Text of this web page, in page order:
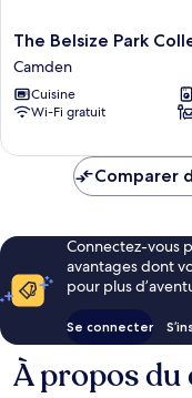
The
Belsize
Park
Collection
Camden
The Belsize Park
Camden
Cuisine
Wi-Fi gratuit
Comparer
Connectez-vous
avantages dont
pour plus
Se connecter
À propos